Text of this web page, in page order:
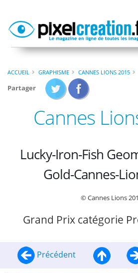
ACCUEIL GRAPHISME CANNES LIONS 2015
Partager
Cannes
Lucky-Iron-Fish
Gold-Cannes-
© Cannes Lions
Grand Prix catégorie
Précédent